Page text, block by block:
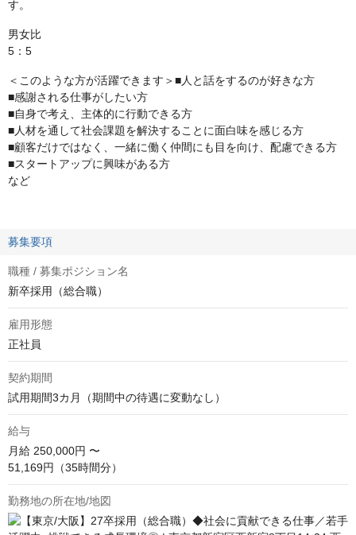
す。
男女比
5：5
＜このような方が活躍できます＞■人と話をするのが好きな方
■感謝される仕事がしたい方
■自身で考え、主体的に行動できる方
■人材を通して社会課題を解決することに面白味を感じる方
■顧客だけではなく、一緒に働く仲間にも目を向け、配慮できる方
■スタートアップに興味がある方
など
募集要項
職種 / 募集ポジション名
新卒採用（総合職）
雇用形態
正社員
契約期間
試用期間3カ月（期間中の待遇に変動なし）
給与
月給 250,000円 〜
51,169円（35時間分）
勤務地の所在地/地図